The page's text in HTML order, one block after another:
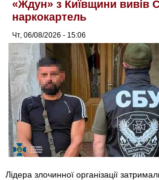
«Ждун» з Київщини вивів
наркокартель
Чт, 06/08/2026 - 15:06
Лідера злочинної організації